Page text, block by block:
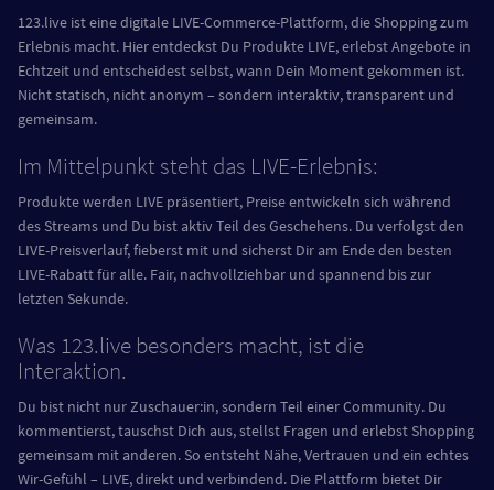
123.live ist eine digitale LIVE-Commerce-Plattform, die Shopping zum
Erlebnis macht. Hier entdeckst Du Produkte LIVE, erlebst Angebote in
Echtzeit und entscheidest selbst, wann Dein Moment gekommen ist.
Nicht statisch, nicht anonym – sondern interaktiv, transparent und
gemeinsam.
Im Mittelpunkt steht das LIVE-Erlebnis:
Produkte werden LIVE präsentiert, Preise entwickeln sich während
des Streams und Du bist aktiv Teil des Geschehens. Du verfolgst den
LIVE-Preisverlauf, fieberst mit und sicherst Dir am Ende den besten
LIVE-Rabatt für alle. Fair, nachvollziehbar und spannend bis zur
letzten Sekunde.
Was 123.live besonders macht, ist die
Interaktion.
Du bist nicht nur Zuschauer:in, sondern Teil einer Community. Du
kommentierst, tauschst Dich aus, stellst Fragen und erlebst Shopping
gemeinsam mit anderen. So entsteht Nähe, Vertrauen und ein echtes
Wir-Gefühl – LIVE, direkt und verbindend. Die Plattform bietet Dir